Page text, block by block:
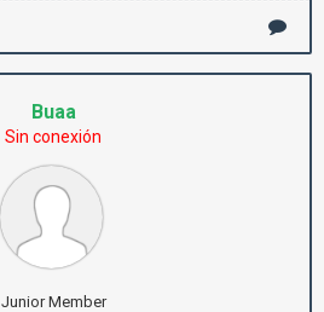
Buaa
Sin conexión
Junior Member